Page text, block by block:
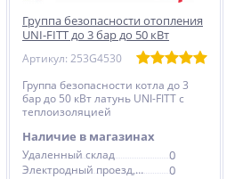
Группа безопасности отопления
UNI-FITT до 3 бар до 50 кВт
латунь с теплоизоляцией
Артикул: 253G4530
Группа безопасности котла до 3
бар до 50 кВт латунь UNI-FITT с
теплоизоляцией
Наличие в магазинах
Удаленный склад 0
Электродный проезд, 6с1
0